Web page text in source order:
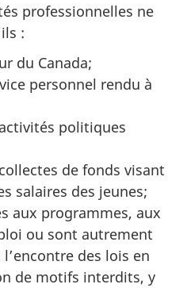
professionnelles ne
:
du Canada;
personnel rendu à
politiques
de fonds visant
salaires des jeunes;
aux programmes, aux
ou sont autrement
des lois en
de motifs interdits, y